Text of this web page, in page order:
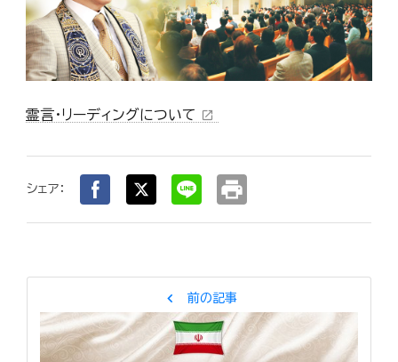
霊言・リーディングについて open_in_new
シェア： print
chevron_left 前の記事